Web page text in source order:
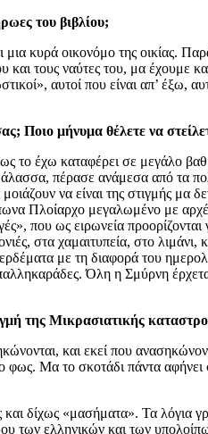
του βιβλίου;
μια κυρά οικονόμο της
τους ναύτες του, μα έχουμε
αυτοί που είναι απ’
Ποιο μήνυμα θέλετε να
το έχω καταφέρει σε μεγάλο
πέρασε ανάμεσα από τα
να είναι της στιγμής μα
Πλοίαρχο μεγαλωμένο με
που ως ειρωνεία
στα χαμαιτυπεία, στο
με τη διαφορά του
Όλη η Σμύρνη
της Μικρασιατικής
και εκεί που
φως. Μα το σκοτάδι πάντα
δίχως «μασήματα». Τα λόγια
των ελληνικών και των